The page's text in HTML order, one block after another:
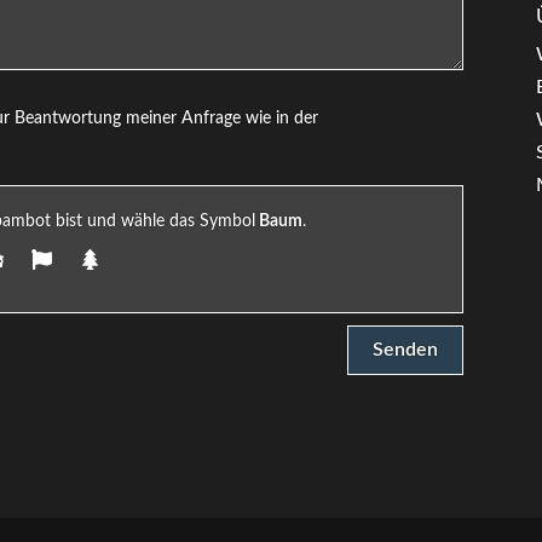
Beantwortung meiner Anfrage wie in der
bist und wähle das Symbol Baum.